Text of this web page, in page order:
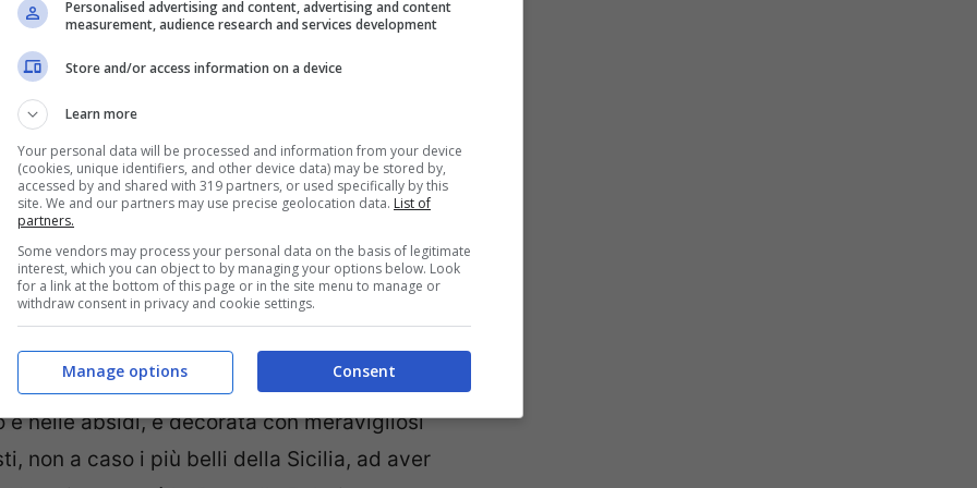
mondo
del mondo è laCappella Palatina di
dell’Unesco. Il quotidiano
bizantino al 14esimo posto della classifica.
del Palazzo dei Normanni ed è
costruire intorno al 1130 e fu consacrata
Reale.
e nelle absidi, è decorata con meravigliosi
non a caso i più belli della Sicilia, ad aver
Personalised advertising and content, advertising and content
measurement, audience research and services development
Store and/or access information on a device
Learn more
Your personal data will be processed and information from your device
(cookies, unique identifiers, and other device data) may be stored by,
accessed by and shared with 319 partners, or used specifically by this
site. We and our partners may use precise geolocation data. List of
partners.
Some vendors may process your personal data on the basis of legitimate
interest, which you can object to by managing your options below. Look
for a link at the bottom of this page or in the site menu to manage or
withdraw consent in privacy and cookie settings.
Consent
Manage options